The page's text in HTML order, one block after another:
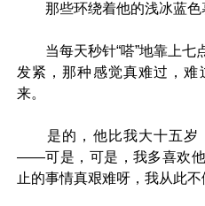
那些环绕着他的浅冰蓝色
当每天秒针“嗒”地靠上七
发紧，那种感觉真难过，难
来。
是的，他比我大十五岁
——可是，可是，我多喜欢
止的事情真艰难呀，我从此不